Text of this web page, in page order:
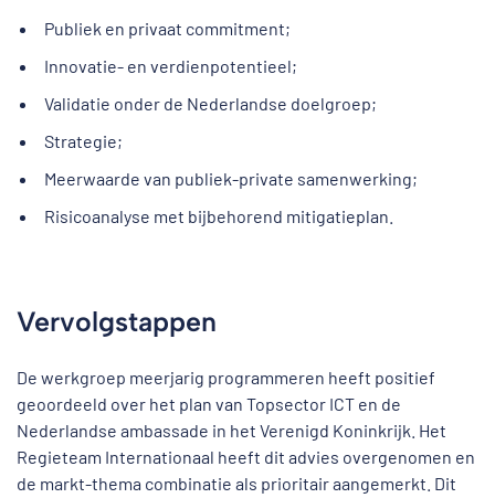
Publiek en privaat commitment;
Innovatie- en verdienpotentieel;
Validatie onder de Nederlandse doelgroep;
Strategie;
Meerwaarde van publiek-private samenwerking;
Risicoanalyse met bijbehorend mitigatieplan.
Vervolgstappen
De werkgroep meerjarig programmeren heeft positief
geoordeeld over het plan van Topsector ICT en de
Nederlandse ambassade in het Verenigd Koninkrijk. Het
Regieteam Internationaal heeft dit advies overgenomen en
de markt-thema combinatie als prioritair aangemerkt. Dit